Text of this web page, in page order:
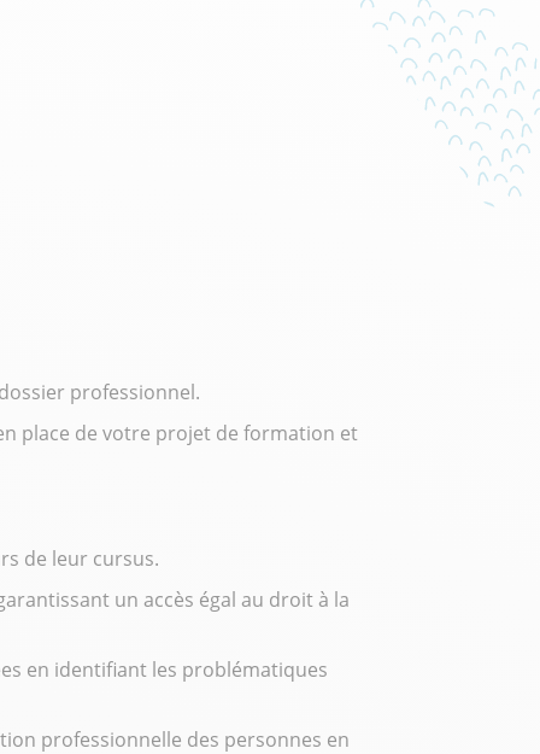
professionnel.
place de votre projet de formation et
de leur cursus.
un accès égal au droit à la
en identifiant les problématiques
professionnelle des personnes en